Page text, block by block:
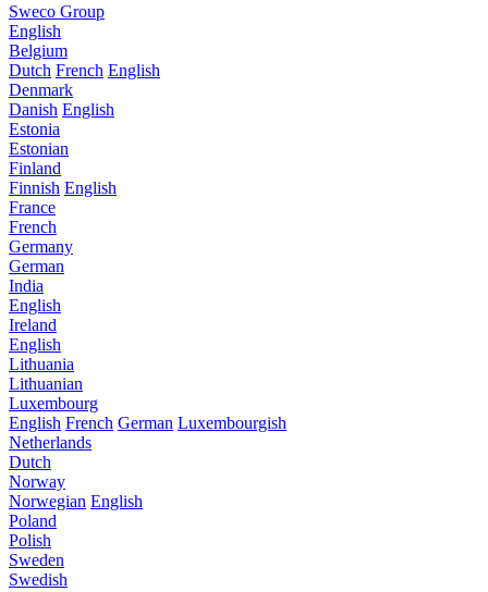
Sweco Group
English
Belgium
Dutch French English
Denmark
Danish English
Estonia
Estonian
Finland
Finnish English
France
French
Germany
German
India
English
Ireland
English
Lithuania
Lithuanian
Luxembourg
English French German Luxembourgish
Netherlands
Dutch
Norway
Norwegian English
Poland
Polish
Sweden
Swedish